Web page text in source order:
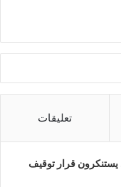
تعليقات
يستنكرون قرار توقيف